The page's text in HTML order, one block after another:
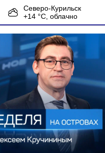
Северо-Курильск
+14 °С, облачно